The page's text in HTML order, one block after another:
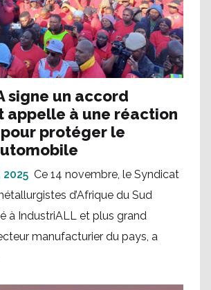
signe un accord
appelle à une réaction
protéger le
2025 Ce 14 novembre, le Syndicat
d’Afrique du Sud
à IndustriALL et plus grand
manufacturier du pays, a